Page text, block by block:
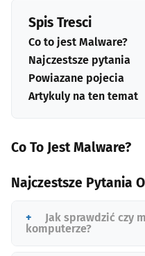
Spis Tresci
Co to jest Malware?
Najczestsze pytania
Powiazane pojecia
Artykuly na ten temat
Co To Jest Malware?
Najczestsze Pytania
Jak sprawdzić czy
komputerze?